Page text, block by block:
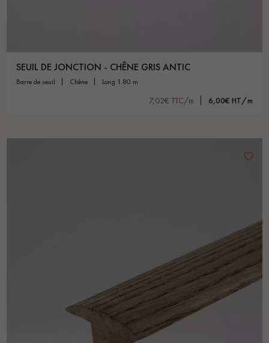
SEUIL DE JONCTION - CHÊNE GRIS ANTIC
barre de seuil chêne long 1.80 m
7,02€ TTC/m 6,00€ HT/m